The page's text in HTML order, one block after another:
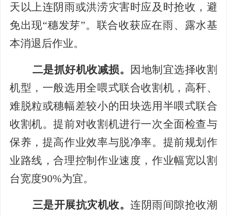
天以上连阴雨或洪涝灾害时应及时抢收，避
免出现“穗发芽”。联合收获应在雨、露水基
本消退后作业。
二是抓好机收减损。
因地制宜选择收割
机型， 一般选用全喂式联合收割机，高秆、
难脱粒或穗幅差较小的田块选用半喂式联合
收割机。提前对收割机进行一次全面检查与
保养，提高作业效率与脱净率。提前规划作
业路线，合理控制作业速度，作业幅宽以割
台宽度90%为宜。
三是开展抗灾机收。连阴雨间隙抢收潮